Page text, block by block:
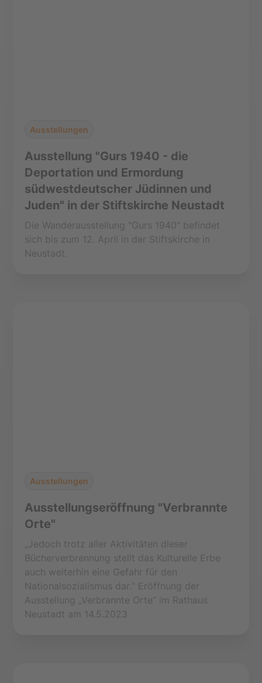
Ausstellungen
Ausstellung "Gurs 1940 - die
Deportation und Ermordung
südwestdeutscher Jüdinnen und
Juden" in der Stiftskirche Neustadt
Die Wanderausstellung "Gurs 1940" befindet
sich bis zum 12. April in der Stiftskirche in
Neustadt.
Ausstellungen
Ausstellungseröffnung "Verbrannte
Orte"
„Jedoch trotz aller Aktivitäten dieser
Bücherverbrennung stellt das Kulturelle Erbe
auch weiterhin eine Gefahr für den
Nationalsozialismus dar.“ Eröffnung der
Ausstellung „Verbrannte Orte“ im Rathaus
Neustadt am 14.5.2023